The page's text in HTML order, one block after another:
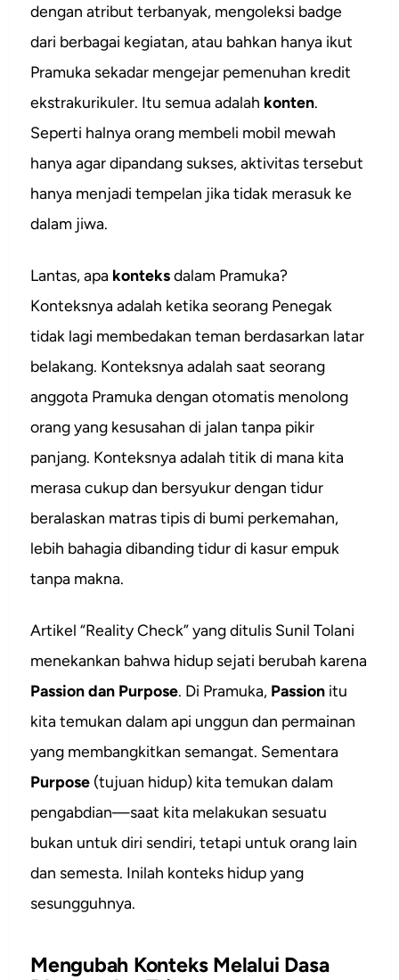
dengan atribut terbanyak, mengoleksi badge
dari berbagai kegiatan, atau bahkan hanya ikut
Pramuka sekadar mengejar pemenuhan kredit
ekstrakurikuler. Itu semua adalah konten.
Seperti halnya orang membeli mobil mewah
hanya agar dipandang sukses, aktivitas tersebut
hanya menjadi tempelan jika tidak merasuk ke
dalam jiwa.
Lantas, apa konteksdalam Pramuka?
Konteksnya adalah ketika seorang Penegak
tidak lagi membedakan teman berdasarkan latar
belakang. Konteksnya adalah saat seorang
anggota Pramuka dengan otomatis menolong
orang yang kesusahan di jalan tanpa pikir
panjang. Konteksnya adalah titik di mana kita
merasa cukup dan bersyukur dengan tidur
beralaskan matras tipis di bumi perkemahan,
lebih bahagia dibanding tidur di kasur empuk
tanpa makna.
Artikel “Reality Check” yang ditulis Sunil Tolani
menekankan bahwa hidup sejati berubah karena
Passion dan Purpose. Di Pramuka, Passion itu
kita temukan dalam api unggun dan permainan
yang membangkitkan semangat. Sementara
Purpose (tujuan hidup) kita temukan dalam
pengabdian—saat kita melakukan sesuatu
bukan untuk diri sendiri, tetapi untuk orang lain
dan semesta. Inilah konteks hidup yang
sesungguhnya.
Mengubah Konteks Melalui Dasa